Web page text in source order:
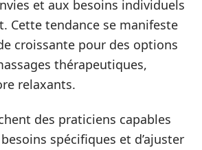
et aux besoins individuels
Cette tendance se manifeste
croissante pour des options
thérapeutiques,
relaxants.
des praticiens capables
spécifiques et d’ajuster